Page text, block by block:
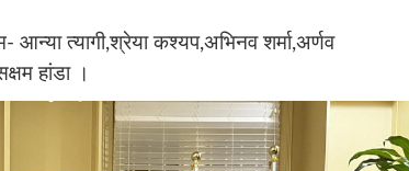
आन्या त्यागी,श्रेया कश्यप,अभिनव शर्मा,अर्णव
हांडा ।